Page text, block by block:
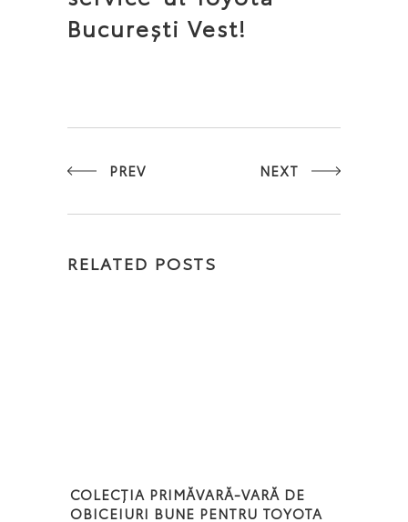
București Vest!
PREV NEXT
RELATED POSTS
COLECȚIA PRIMĂVARĂ-VARĂ DE
OBICEIURI BUNE PENTRU TOYOTA